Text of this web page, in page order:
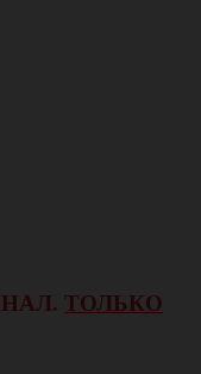
ТОЛЬКО